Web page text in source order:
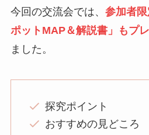
今回の交流会では、 参加者
ポットMAP＆解説書」もプ
ました。
探究ポイント
おすすめの見どころ